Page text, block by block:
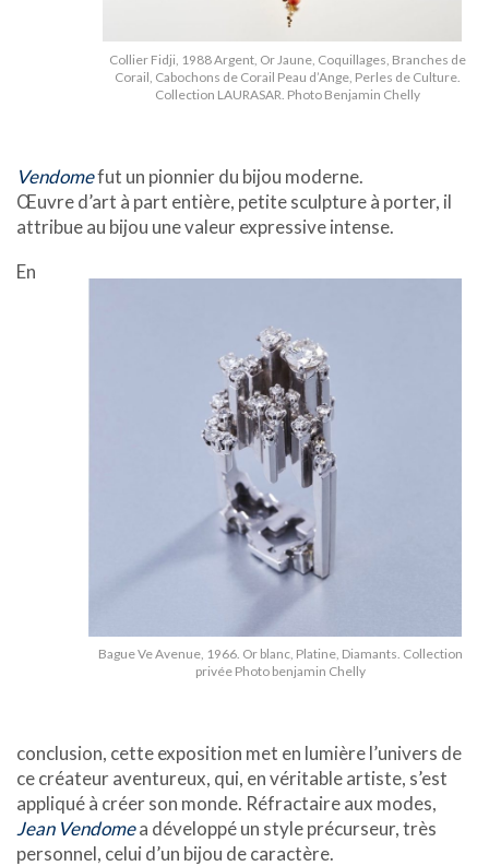
Collier Fidji, 1988 Argent, Or Jaune, Coquillages, Branches de
Corail, Cabochons de Corail Peau d’Ange, Perles de Culture.
Collection LAURASAR. Photo Benjamin Chelly
Vendomefut un pionnier du bijou moderne.
Œuvre d’art à part entière, petite sculpture à porter, il
attribue au bijou une valeur expressive intense.
Bague Ve Avenue, 1966. Or blanc, Platine, Diamants. Collection
privée Photo benjamin Chelly
En
conclusion, cette exposition met en lumière l’univers de
ce créateur aventureux, qui, en véritable artiste, s’est
appliqué à créer son monde. Réfractaire aux modes,
Jean Vendomea développé un style précurseur, très
personnel, celui d’un bijou de caractère.